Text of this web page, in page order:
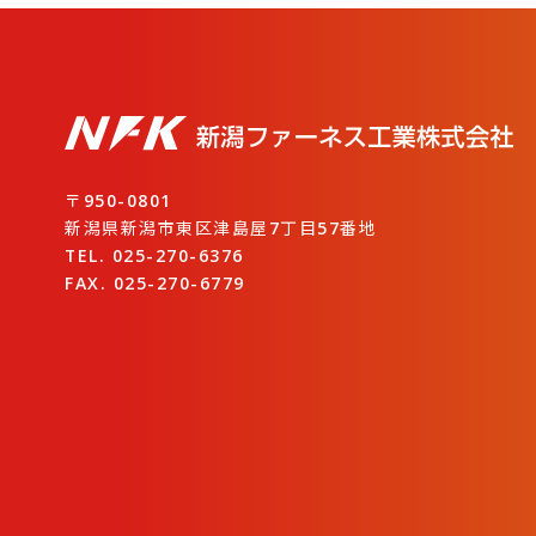
〒950-0801
新潟県新潟市東区津島屋7丁目57番地
TEL. 025-270-6376
FAX. 025-270-6779